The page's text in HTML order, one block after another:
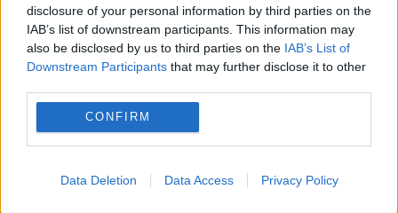
disclosure of your personal information by third parties on the
IAB’s list of downstream participants. This information may
also be disclosed by us to third parties on the IAB’s List of
Downstream Participants that may further disclose it to other
CONFIRM
Data Deletion Data Access Privacy Policy
MONDEN
Elena Udrea, mesaj la un an de la eliberare: